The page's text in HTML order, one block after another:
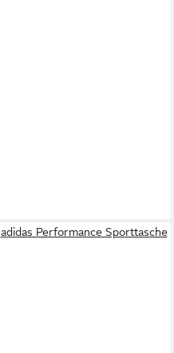
adidas Performance Sporttasche